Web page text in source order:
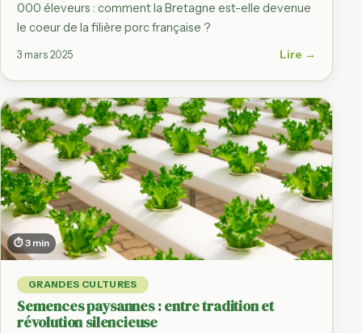
000 éleveurs : comment la Bretagne est-elle devenue
le coeur de la filière porc française ?
3 mars 2025 Lire →
⏱ 3 min
GRANDES CULTURES
Semences paysannes : entre tradition et
révolution silencieuse